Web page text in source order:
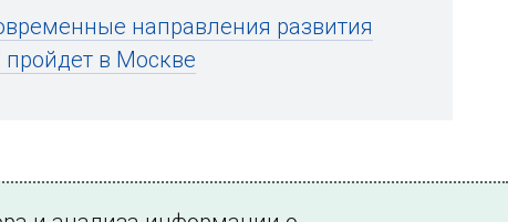
направления развития
в Москве